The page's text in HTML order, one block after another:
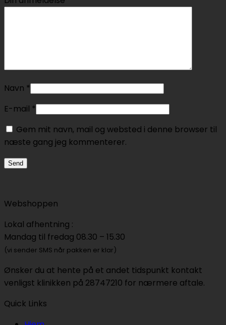
Navn *
E-mail *
Gem mit navn, mail og websted i denne browser til
næste gang jeg kommenterer.
Webshoppen
Lokal afhentning :
Mandag til fredag 08.30 – 15.30
(vi sender SMS når pakken er klar)
Ønsker du at hente på et andet tidspunkt kontakt
venligst klinikken på 28747210 for nærmere aftale.
Quick Links